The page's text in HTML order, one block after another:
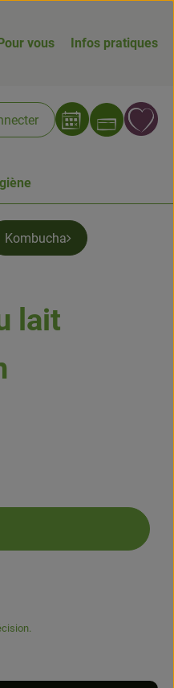
vous Infos pratiques
Kombucha
lait
au panier